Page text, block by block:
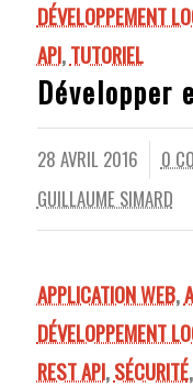
DÉVELOPPEMENT
API,TUTORIEL
Développer
28 AVRIL 2016 0
/
GUILLAUME SIMARD
APPLICATION WEB,
DÉVELOPPEMENT
REST API,SÉCURITÉ,